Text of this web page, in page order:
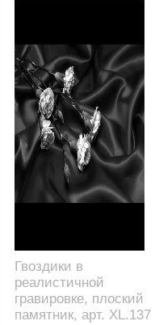
Гвоздики в
реалистичной
гравировке, плоский
памятник, арт. XL.137